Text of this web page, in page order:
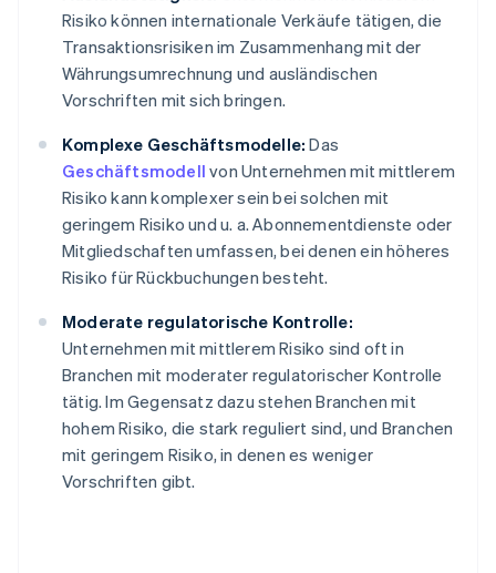
Risiko können internationale Verkäufe tätigen, die
Transaktionsrisiken im Zusammenhang mit der
Währungsumrechnung und ausländischen
Vorschriften mit sich bringen.
Komplexe Geschäftsmodelle: Das
Geschäftsmodell von Unternehmen mit mittlerem
Risiko kann komplexer sein bei solchen mit
geringem Risiko und u. a. Abonnementdienste oder
Mitgliedschaften umfassen, bei denen ein höheres
Risiko für Rückbuchungen besteht.
Moderate regulatorische Kontrolle:
Unternehmen mit mittlerem Risiko sind oft in
Branchen mit moderater regulatorischer Kontrolle
tätig. Im Gegensatz dazu stehen Branchen mit
hohem Risiko, die stark reguliert sind, und Branchen
mit geringem Risiko, in denen es weniger
Vorschriften gibt.